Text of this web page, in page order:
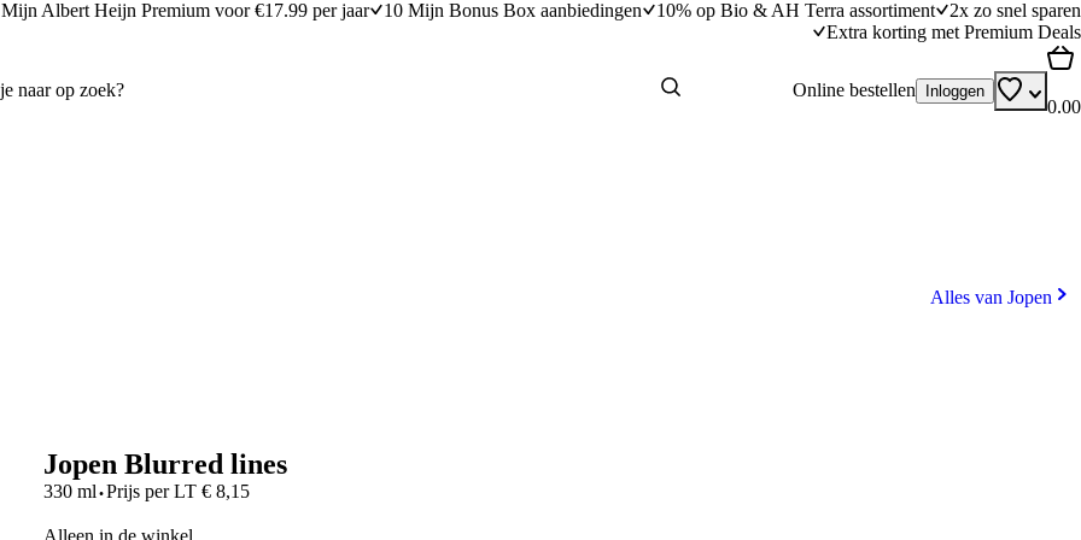
Mijn Albert Heijn Premium voor €17.99 per jaar 10 Mijn Bonus Box aanbiedingen 10% op Bio & AH Terra assortiment
2x zo snel sparen
Extra korting met Premium Deals
Online bestellen Inloggen
0.00
Alles van Jopen
Jopen Blurred lines
330 ml·Prijs per LT€ 8,15
Alleen in de winkel